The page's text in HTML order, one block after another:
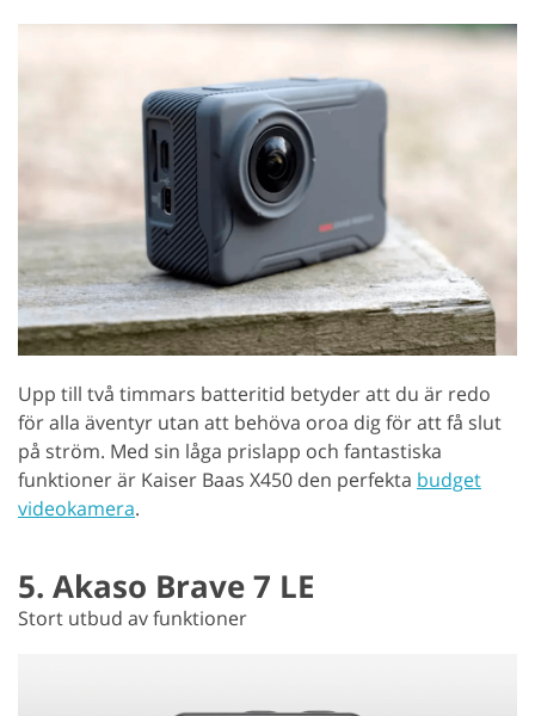
Upp till två timmars batteritid betyder att du är redo
för alla äventyr utan att behöva oroa dig för att få slut
på ström. Med sin låga prislapp och fantastiska
funktioner är Kaiser Baas X450 den perfekta budget
videokamera.
5. Akaso Brave 7 LE
Stort utbud av funktioner